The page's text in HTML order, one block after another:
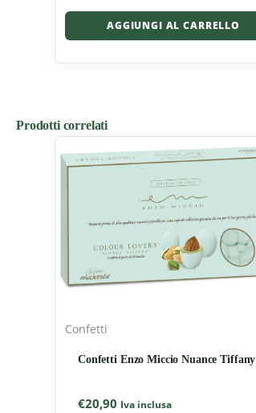
AGGIUNGI AL CARRELLO
Prodotti correlati
Confetti
Confetti Enzo Miccio Nuance Tiffany
€20,90 Iva inclusa